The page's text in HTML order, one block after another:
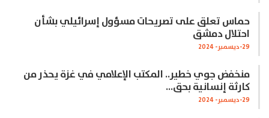
حماس تعلق على تصريحات مسؤول إسرائيلي بشأن
احتلال دمشق
29-ديسمبر- 2024
منخفض جوي خطير.. المكتب الإعلامي في غزة يحذر من
كارثة إنسانية بحق…
29-ديسمبر- 2024